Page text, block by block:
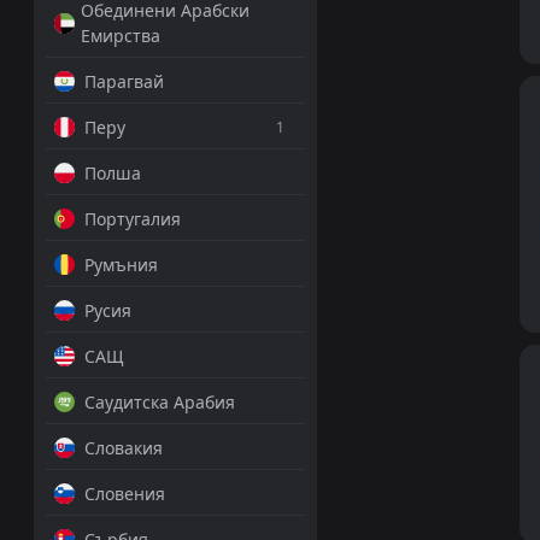
Обединени Арабски
Емирства
Парагвай
Перу
1
Полша
Португалия
Румъния
Русия
САЩ
Саудитска Арабия
Словакия
Словения